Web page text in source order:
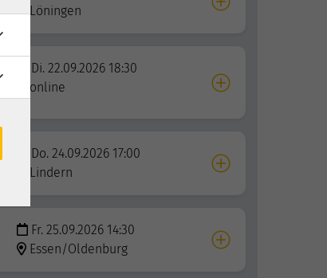
Löningen
Di. 22.09.2026 18:30
online
Do. 24.09.2026 17:00
Lindern
Fr. 25.09.2026 14:30
Essen/Oldenburg